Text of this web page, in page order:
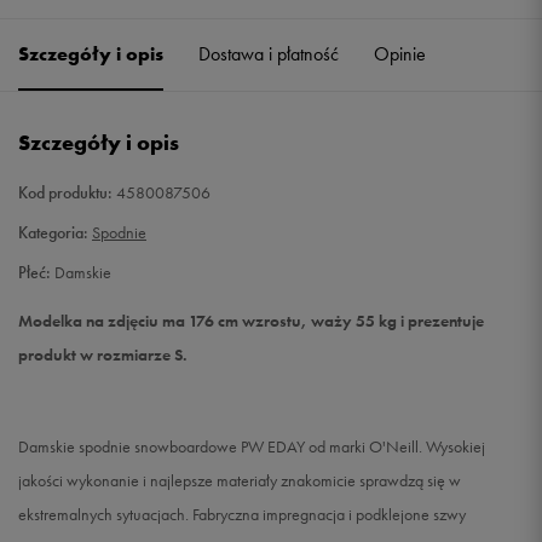
S Powiadom o dostępności
XL Powiadom o dostępności
Szczegóły i opis Dostawa i płatność Opinie
Szczegóły i opis
Kod produktu: 4580087506
Kategoria: Spodnie
Płeć: Damskie
Modelka na zdjęciu ma 176 cm wzrostu, waży 55 kg i prezentuje
produkt w rozmiarze S.
Damskie spodnie snowboardowe PW EDAY od marki O'Neill. Wysokiej
jakości wykonanie i najlepsze materiały znakomicie sprawdzą się w
ekstremalnych sytuacjach. Fabryczna impregnacja i podklejone szwy